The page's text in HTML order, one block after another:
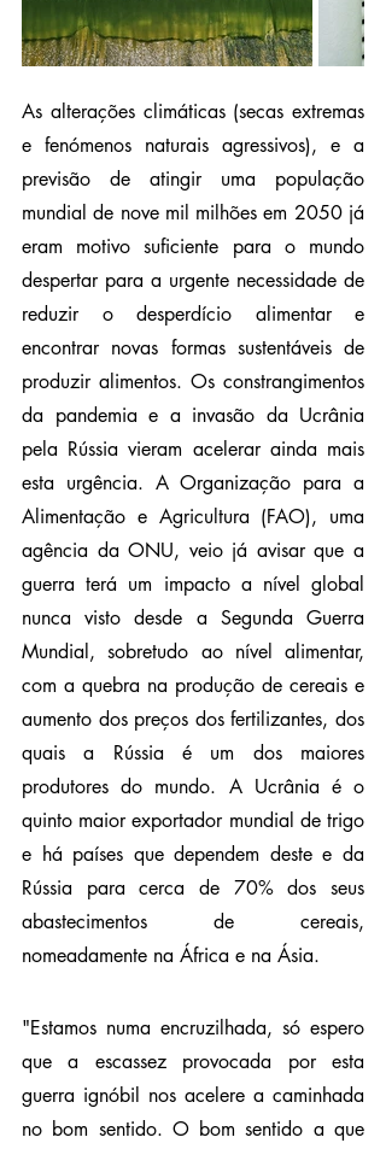
As alterações climáticas (secas extremas
e fenómenos naturais agressivos), e a
previsão de atingir uma população
mundial de nove mil milhões em 2050 já
eram motivo suficiente para o mundo
despertar para a urgente necessidade de
reduzir o desperdício alimentar e
encontrar novas formas sustentáveis de
produzir alimentos. Os constrangimentos
da pandemia e a invasão da Ucrânia
pela Rússia vieram acelerar ainda mais
esta urgência. A Organização para a
Alimentação e Agricultura (FAO), uma
agência da ONU, veio já avisar que a
guerra terá um impacto a nível global
nunca visto desde a Segunda Guerra
Mundial, sobretudo ao nível alimentar,
com a quebra na produção de cereais e
aumento dos preços dos fertilizantes, dos
quais a Rússia é um dos maiores
produtores do mundo. A Ucrânia é o
quinto maior exportador mundial de trigo
e há países que dependem deste e da
Rússia para cerca de 70% dos seus
abastecimentos de cereais,
nomeadamente na África e na Ásia.
"Estamos numa encruzilhada, só espero
que a escassez provocada por esta
guerra ignóbil nos acelere a caminhada
no bom sentido. O bom sentido a que